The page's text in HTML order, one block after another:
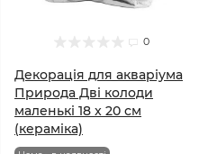
0
Декорація для акваріума
Природа Дві колоди
маленькі 18 x 20 см
(кераміка)